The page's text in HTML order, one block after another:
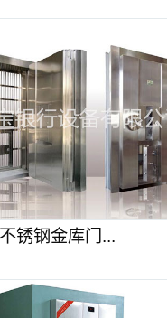
不锈钢金库门...